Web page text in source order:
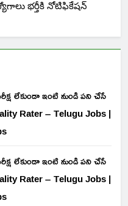
భర్తీకి నోటిఫికేషన్
లేకుండా ఇంటి నుండి పని చేసే
Rater – Telugu Jobs |
లేకుండా ఇంటి నుండి పని చేసే
Rater – Telugu Jobs |